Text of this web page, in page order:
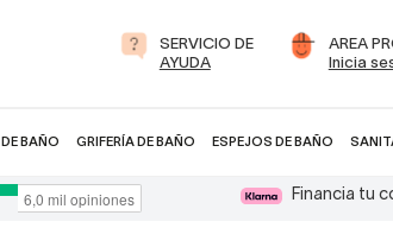
SERVICIO DE
AYUDA
AREA
Inicia
BAÑO GRIFERÍA DE BAÑO ESPEJOS DE BAÑO
Financia tu